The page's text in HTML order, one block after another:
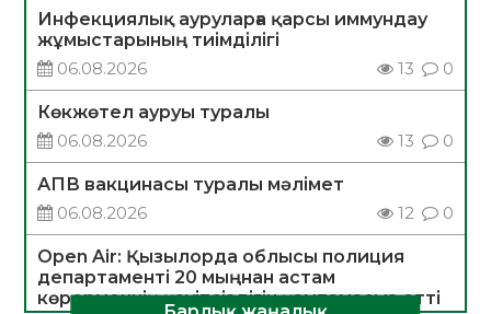
Инфекциялық ауруларға қарсы иммундау
жұмыстарының тиімділігі
06.08.2026
13 0
Көкжөтел ауруы туралы
06.08.2026
13 0
АПВ вакцинасы туралы мәлімет
06.08.2026
12 0
Open Air: Қызылорда облысы полиция
департаменті 20 мыңнан астам
көрерменнің қауіпсіздігін қамтамасыз етті